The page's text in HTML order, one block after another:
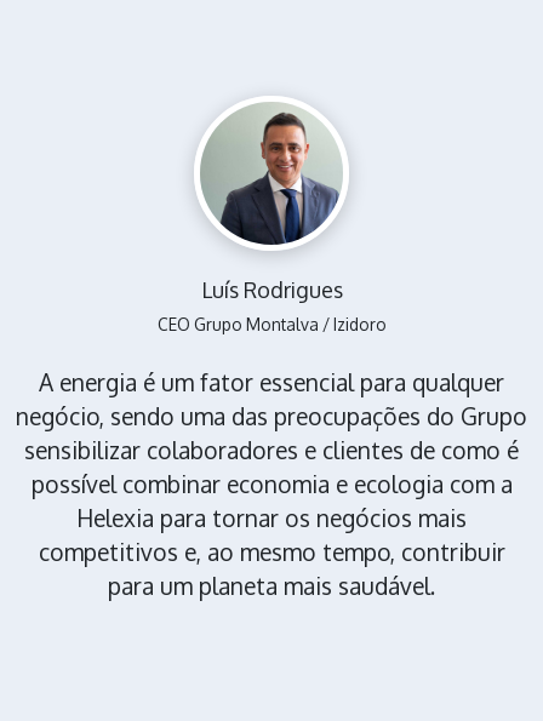
Luís Rodrigues
CEO Grupo Montalva / Izidoro
A energia é um fator essencial para qualquer
negócio, sendo uma das preocupações do Grupo
sensibilizar colaboradores e clientes de como é
possível combinar economia e ecologia com a
Helexia para tornar os negócios mais
competitivos e, ao mesmo tempo, contribuir
para um planeta mais saudável.